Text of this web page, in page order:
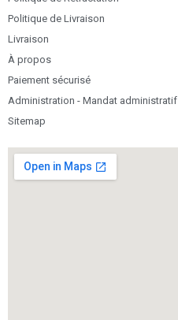
Politique de Livraison
Livraison
À propos
Paiement sécurisé
Administration - Mandat administratif
Sitemap